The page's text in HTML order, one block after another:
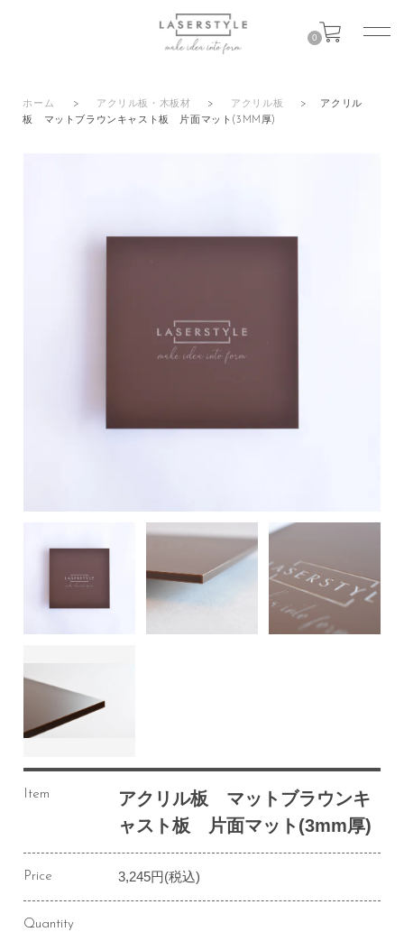
0
ホーム > アクリル板・木板材 > アクリル板 >
アクリル
板 マットブラウンキャスト板 片面マット(3MM厚)
Item
アクリル板 マットブラウンキ
ャスト板 片面マット(3mm厚)
Price 3,245円(税込)
Quantity